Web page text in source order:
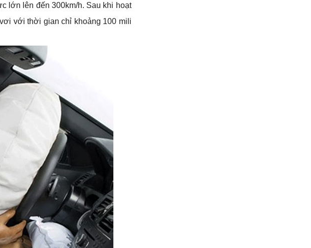
lớn lên đến 300km/h. Sau khi hoạt
với thời gian chỉ khoảng 100 mili